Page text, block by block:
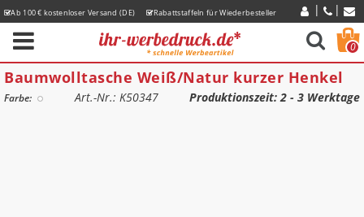
Ab 100 € kostenloser Versand (DE)
Rabattstaffeln für Wiederbesteller
0
Baumwolltasche Weiß/Natur kurzer Henkel
Farbe: Art.-Nr.: K50347 Produktionszeit: 2 - 3 Werktage